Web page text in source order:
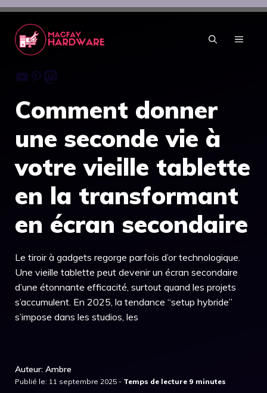
Aller
contenu
MENU
Youtube
Pinterest
Mastodon
Comment donner
une seconde vie à
votre vieille tablette
en la transformant
en écran secondaire
Le tiroir à gadgets regorge parfois d’or technologique.
Une vieille tablette peut devenir un écran secondaire
d’une étonnante efficacité, surtout quand les projets
s’accumulent. En 2025, la tendance “setup hybride”
s’impose dans les studios, les
Auteur: Ambre
Publié le: 11 septembre 2025 -